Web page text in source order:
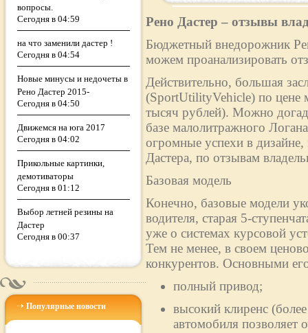
вопросы.
Сегодня в 04:59
на что заменили дастер !
Сегодня в 04:54
Новые минусы и недочеты в
Рено Дастер 2015-
Сегодня в 04:50
Движемся на юга 2017
Сегодня в 04:02
Прикольные картинки,
демотиваторы
Сегодня в 01:12
Выбор летней резины на
Дастер
Сегодня в 00:37
Популярные новости
Рено Дастер – отзывы
Бюджетный внедорожник
можем проанализировать
Действительно, большая
(SportUtilityVehicle) по цене
тысяч рублей). Можно
базе малолитражного
огромные успехи в
Дастера, по отзывам
Базовая модель
Конечно, базовые модели
водителя, старая 5-
уже о системах курсовой
Тем не менее, в своем
конкурентов. Основными
полный привод;
высокий клиренс
автомобиля позволяет